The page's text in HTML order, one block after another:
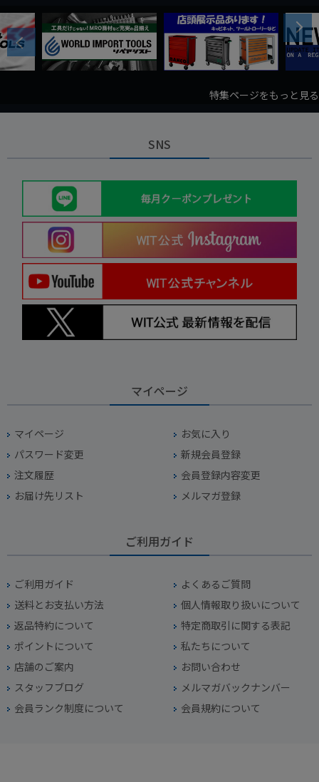
Previous
Next
特集ページをもっと見る
SNS
マイページ
マイページ
お気に入り
パスワード変更
新規会員登録
注文履歴
会員登録内容変更
お届け先リスト
メルマガ登録
ご利用ガイド
ご利用ガイド
よくあるご質問
送料とお支払い方法
個人情報取り扱いについて
返品特約について
特定商取引に関する表記
ポイントについて
私たちについて
店舗のご案内
お問い合わせ
スタッフブログ
メルマガバックナンバー
会員ランク制度について
会員規約について